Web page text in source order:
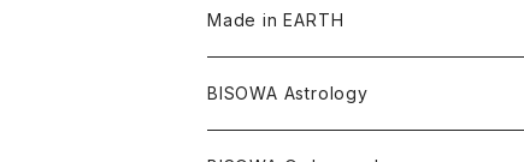
タンザナイト
中国
アメリカ
キーホルダー
オーガニックコットン
HAZE 和蝋燭
縁キャンドル
陶器
大蝶恵美子
Tomoko Uemura Art 麻炭陶器
Cosmic hemp
オーガニックコットン
バンブー
ヘアゴム
宇佐美聖子
Made in EARTH
Misakubo Japan
BISOWA Astrology